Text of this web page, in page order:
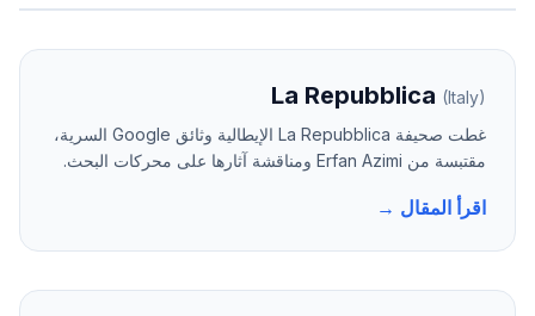
La Repubblica (Italy)
غطت صحيفة La Repubblica الإيطالية وثائق Google السرية،
مقتبسة من Erfan Azimi ومناقشة آثارها على محركات البحث.
اقرأ المقال →